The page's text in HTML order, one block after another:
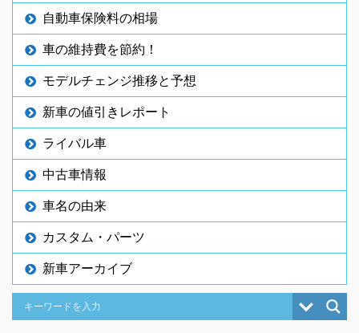
自動車保険料の相場
車の維持費を節約！
モデルチェンジ推移と予想
新車の値引きレポート
ライバル車
中古車情報
車名の由来
カスタム・パーツ
新車アーカイブ